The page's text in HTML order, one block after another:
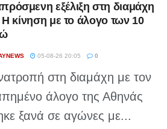
εξέλιξη στη διαμάχη
Η κίνηση με το άλογο των 10
05-08-26 20:05 0
στη διαμάχη με τον
άλογο της Αθηνάς
ξανά σε αγώνες με...